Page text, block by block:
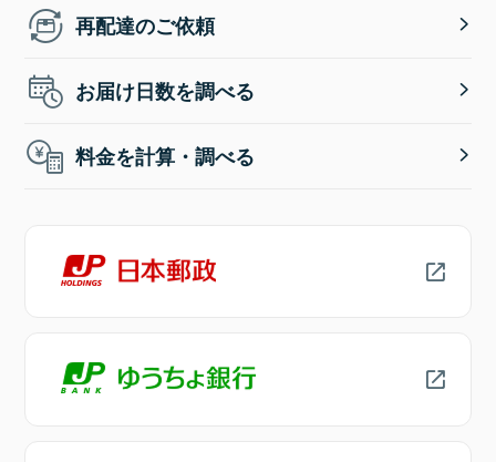
再配達のご依頼
お届け日数を調べる
料金を計算・調べる